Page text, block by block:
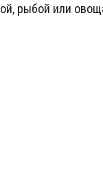
рыбой или